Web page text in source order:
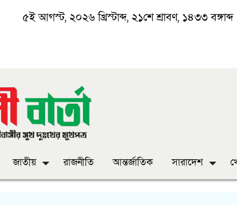
৫ই আগস্ট, ২০২৬ খ্রিস্টাব্দ, ২১শে শ্রাবণ, ১৪৩৩ বঙ্গাব্দ
জাতীয় রাজনীতি আন্তর্জাতিক সারাদেশ